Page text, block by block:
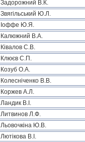
Задорожний В.К.
Звягільський Ю.Л.
Іоффе Ю.Я.
Калюжний В.А.
Ківалов С.В.
Клюєв С.П.
Козуб О.А.
Колесніченко В.В.
Коржев А.Л.
Ландик В.І.
Литвинов Л.Ф.
Льовочкіна Ю.В.
Лютікова В.І.